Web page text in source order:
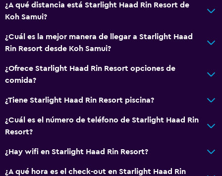
¿A qué distancia está Starlight Haad Rin Resort de
Koh Samui?
¿Cuál es la mejor manera de llegar a Starlight Haad
Rin Resort desde Koh Samui?
¿Ofrece Starlight Haad Rin Resort opciones de
comida?
¿Tiene Starlight Haad Rin Resort piscina?
¿Cuál es el número de teléfono de Starlight Haad Rin
Resort?
¿Hay wifi en Starlight Haad Rin Resort?
¿A qué hora es el check-out en Starlight Haad Rin